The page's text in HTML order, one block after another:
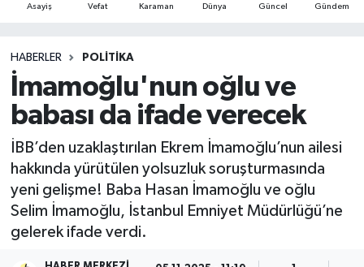
Asayiş Vefat Karaman Dünya Güncel Gündem
HABERLER POLITIKA
İmamoğlu'nun oğlu ve
babası da ifade verecek
İBB’den uzaklaştırılan Ekrem İmamoğlu’nun ailesi
hakkında yürütülen yolsuzluk soruşturmasında
yeni gelişme! Baba Hasan İmamoğlu ve oğlu
Selim İmamoğlu, İstanbul Emniyet Müdürlüğü’ne
gelerek ifade verdi.
Ulusal Haberler
Vefat Edenler